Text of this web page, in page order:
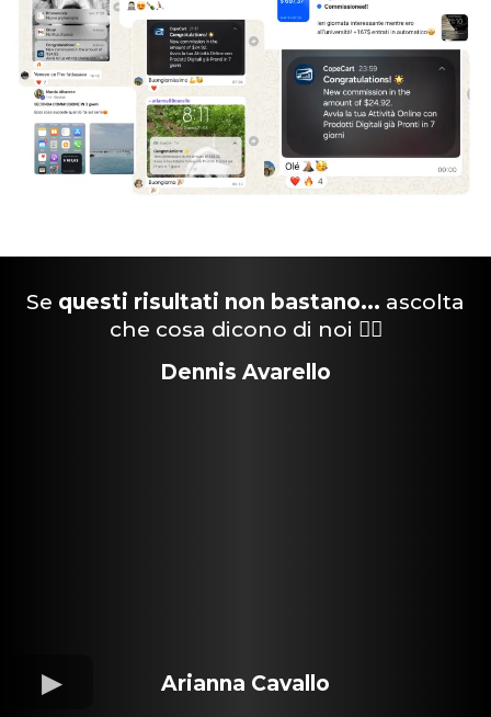
Se questi risultati non bastano... ascolta
che cosa dicono di noi 👇🏻
Dennis Avarello
Arianna Cavallo